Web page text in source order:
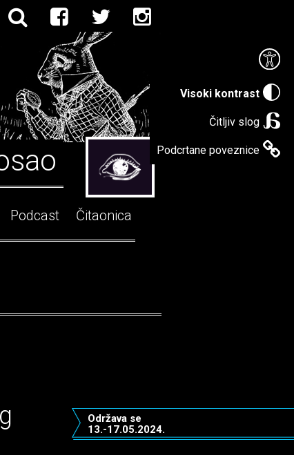
Visoki kontrast
Čitljiv slog
Podcrtane poveznice
Podcast Čitaonica
Održava se
13.-17.05.2024.